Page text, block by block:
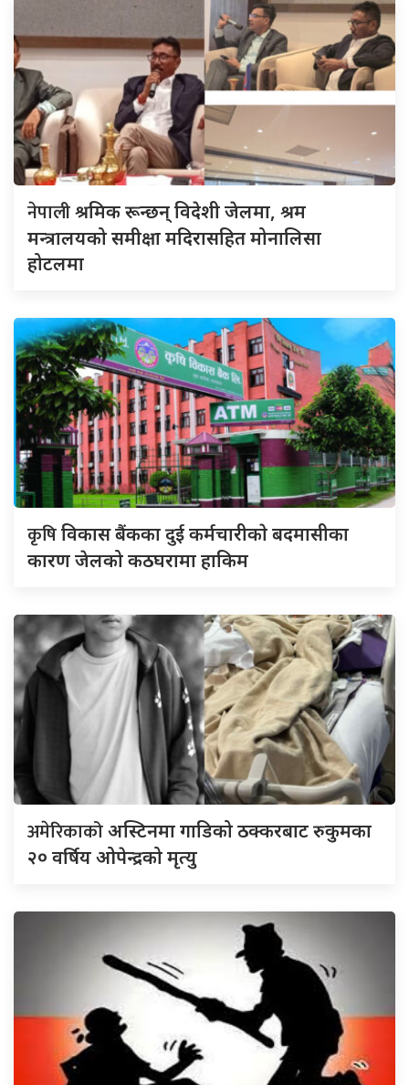
नेपालीश्रमिक रून्छन् विदेशी जेलमा, श्रम
मन्त्रालयको समीक्षा मदिरासहित मोनालिसा
होटलमा
कृषिविकास बैंकका दुई कर्मचारीकाे बदमासीका
कारण जेलको कठघरामा हाकिम
अमेरिकाकोअस्टिनमा गाडिको ठक्करबाट रुकुमका
२० वर्षिय ओपेन्द्रको मृत्यु